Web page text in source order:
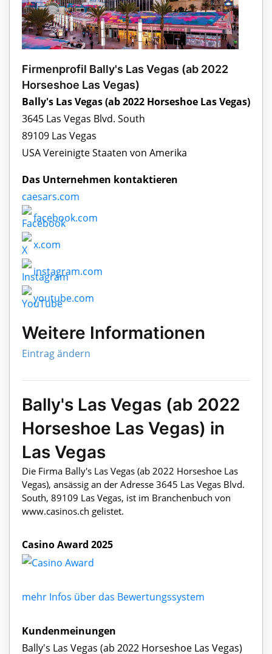
Firmenprofil Bally's Las Vegas (ab 2022
Horseshoe Las Vegas)
Bally's Las Vegas (ab 2022 Horseshoe Las Vegas)
3645 Las Vegas Blvd. South
89109 Las Vegas
USA Vereinigte Staaten von Amerika
Das Unternehmen kontaktieren
caesars.com
facebook.com
x.com
instagram.com
youtube.com
Weitere Informationen
Eintrag ändern
Bally's Las Vegas (ab 2022
Horseshoe Las Vegas) in
Las Vegas
Die Firma Bally's Las Vegas (ab 2022 Horseshoe Las
Vegas), ansässig an der Adresse 3645 Las Vegas Blvd.
South, 89109 Las Vegas, ist im Branchenbuch von
www.casinos.ch gelistet.
Casino Award 2025
mehr Infos über das Bewertungssystem
Kundenmeinungen
Bally's Las Vegas (ab 2022 Horseshoe Las Vegas)